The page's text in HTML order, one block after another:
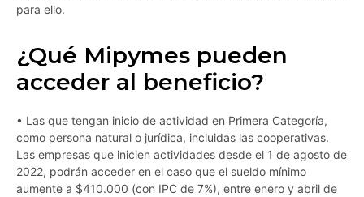
para ello.
¿Qué Mipymes pueden
acceder al beneficio?
• Las que tengan inicio de actividad en Primera Categoría,
como persona natural o jurídica, incluidas las cooperativas.
Las empresas que inicien actividades desde el 1 de agosto de
2022, podrán acceder en el caso que el sueldo mínimo
aumente a $410.000 (con IPC de 7%), entre enero y abril de